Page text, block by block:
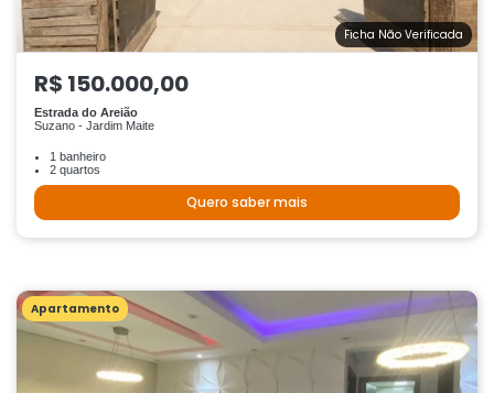
Ficha Não Verificada
R$ 150.000,00
Estrada do Areião
Suzano - Jardim Maite
1 banheiro
2 quartos
Quero saber mais
Apartamento